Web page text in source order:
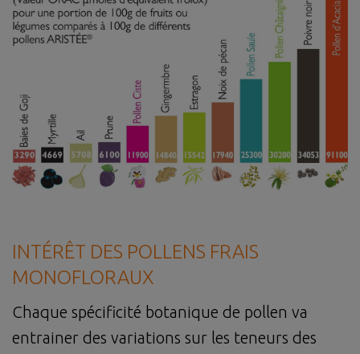
INTÉRÊT DES POLLENS FRAIS
MONOFLORAUX
Chaque spécificité botanique de pollen va
entrainer des variations sur les teneurs des